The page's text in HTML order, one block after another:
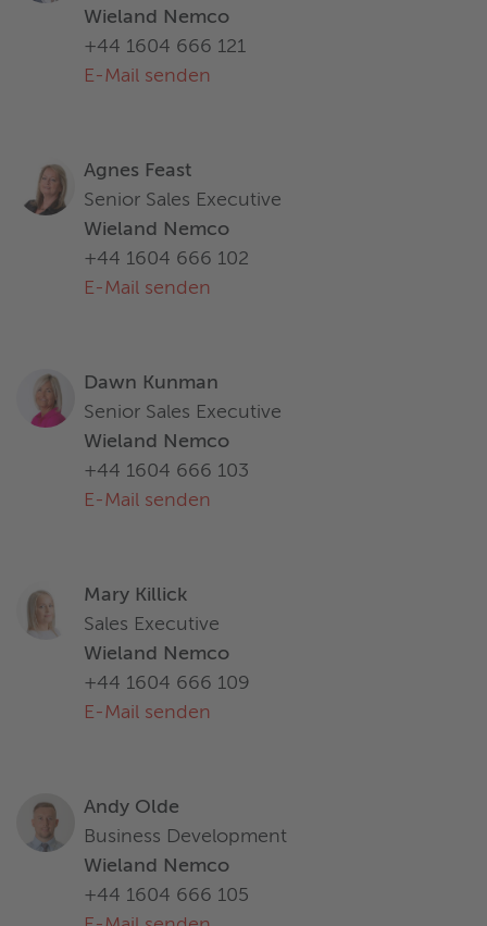
Wieland Nemco
+44 1604 666 121
E-Mail senden
Agnes Feast
Senior Sales Executive
Wieland Nemco
+44 1604 666 102
E-Mail senden
Dawn Kunman
Senior Sales Executive
Wieland Nemco
+44 1604 666 103
E-Mail senden
Mary Killick
Sales Executive
Wieland Nemco
+44 1604 666 109
E-Mail senden
Andy Olde
Business Development
Wieland Nemco
+44 1604 666 105